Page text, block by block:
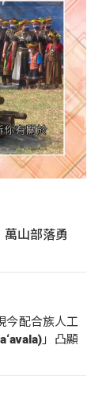
萬山部落勇
今配合族人工
」凸顯